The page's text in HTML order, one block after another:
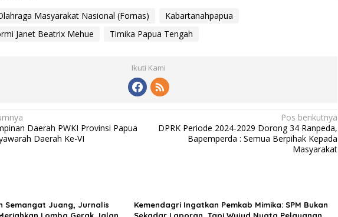
Masyarakat Nasional (Fornas)
Kabartanahpapua
Janet Beatrix Mehue
Timika Papua Tengah
Ikuti Kami
Daerah PWKI Provinsi Papua
Daerah Ke-VI
Pos berikutnya
DPRK Periode 2024-2029 Dorong 34 Ranpeda,
Bapemperda : Semua Berpihak Kepada
Masyarakat
Semangat Juang, Jurnalis
Kemendagri Ingatkan Pemkab Mimika: SPM Bukan